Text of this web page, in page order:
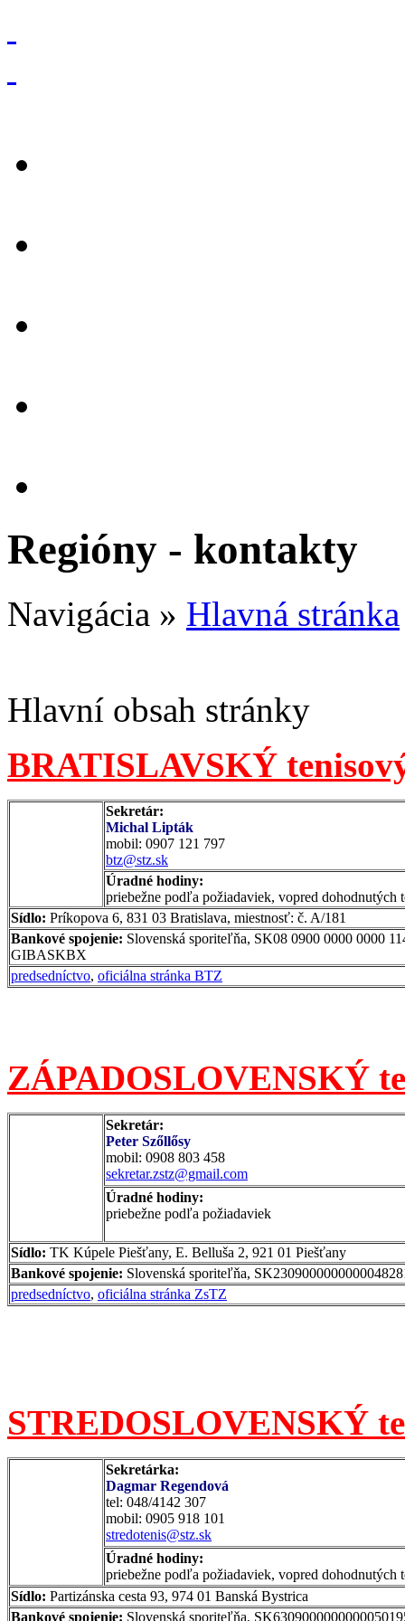
Regióny - kontakty
Navigácia » Hlavná stránka
Hlavní obsah stránky
BRATISLAVSKÝ
Sekretár:
Michal Lipták
mobil: 0907 121 797
btz@stz.sk
Úradné hodiny:
priebežne podľa požiadaviek, vopred dohodnutých
Sídlo: Príkopova 6, 831 03 Bratislava, miestnosť: č. A/181
Bankové spojenie: Slovenská sporiteľňa, SK08 0900 0000 0000
GIBASKBX
predsedníctvo, oficiálna stránka BTZ
ZÁPADOSLOVENSKÝ
Sekretár:
Peter Szőllősy
mobil: 0908 803 458
sekretar.zstz@gmail.com
Úradné hodiny:
priebežne podľa požiadaviek
Sídlo: TK Kúpele Piešťany, E. Belluša 2, 921 01 Piešťany
Bankové spojenie: Slovenská sporiteľňa,
predsedníctvo, oficiálna stránka ZsTZ
STREDOSLOVENSKÝ
Sekretárka:
Dagmar Regendová
tel: 048/4142 307
mobil: 0905 918 101
stredotenis@stz.sk
Úradné hodiny:
priebežne podľa požiadaviek, vopred dohodnutých
Sídlo: Partizánska cesta 93, 974 01 Banská Bystrica
Bankové spojenie: Slovenská sporiteľňa,